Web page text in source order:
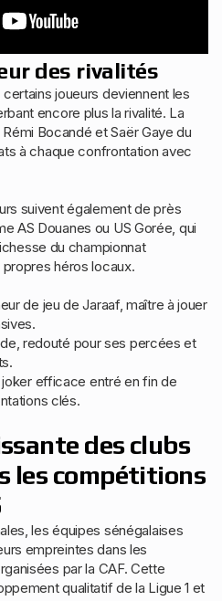
des rivalités
joueurs deviennent les
encore plus la rivalité. La
Bocandé et Saër Gaye du
à chaque confrontation avec
suivent également de près
AS Douanes ou US Gorée, qui
du championnat
héros locaux.
de jeu de Jaraaf, maître à jouer
redouté pour ses percées et
joker efficace entré en fin de
clés.
des clubs
les compétitions
les équipes sénégalaises
empreintes dans les
par la CAF. Cette
qualitatif de la Ligue 1 et